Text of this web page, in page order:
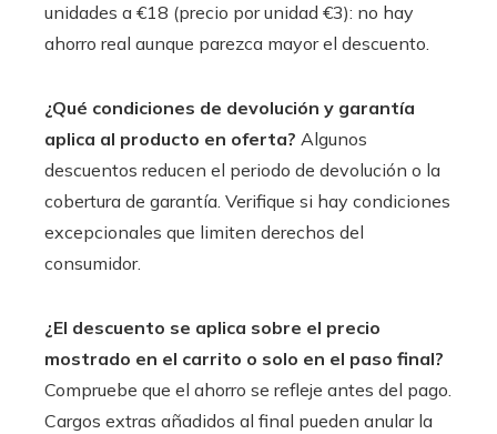
unidades a €18 (precio por unidad €3): no hay
ahorro real aunque parezca mayor el descuento.
¿Qué condiciones de devolución y garantía
aplica al producto en oferta? Algunos
descuentos reducen el periodo de devolución o la
cobertura de garantía. Verifique si hay condiciones
excepcionales que limiten derechos del
consumidor.
¿El descuento se aplica sobre el precio
mostrado en el carrito o solo en el paso final?
Compruebe que el ahorro se refleje antes del pago.
Cargos extras añadidos al final pueden anular la